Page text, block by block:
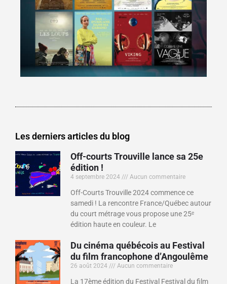
Les derniers articles du blog
Off-courts Trouville lance sa 25e
édition !
4 septembre 2024 Aucun commentaire
Off-Courts Trouville 2024 commence ce
samedi ! La rencontre France/Québec autour
du court métrage vous propose une 25ᵉ
édition haute en couleur. Le
Du cinéma québécois au Festival
du film francophone d’Angoulême
26 août 2024 Aucun commentaire
La 17ème édition du Festival Festival du film